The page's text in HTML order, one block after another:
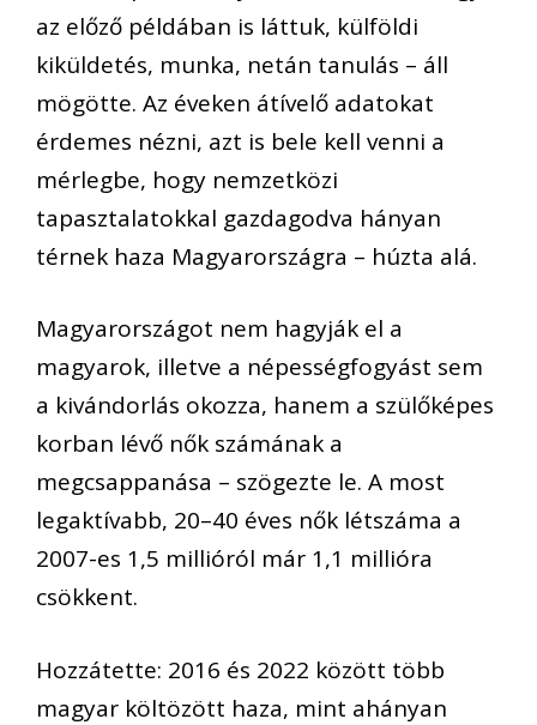
az előző példában is láttuk, külföldi
kiküldetés, munka, netán tanulás – áll
mögötte. Az éveken átívelő adatokat
érdemes nézni, azt is bele kell venni a
mérlegbe, hogy nemzetközi
tapasztalatokkal gazdagodva hányan
térnek haza Magyarországra – húzta alá.
Magyarországot nem hagyják el a
magyarok, illetve a népességfogyást sem
a kivándorlás okozza, hanem a szülőképes
korban lévő nők számának a
megcsappanása – szögezte le. A most
legaktívabb, 20–40 éves nők létszáma a
2007-es 1,5 millióról már 1,1 millióra
csökkent.
Hozzátette: 2016 és 2022 között több
magyar költözött haza, mint ahányan